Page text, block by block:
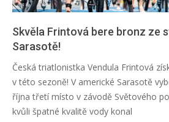
Skvěla Frintová bere bronz ze
Sarasotě!
2018-
Česká triatlonistka Vendula Frintová
v této sezoně! V americké Sarasotě
října třetí místo v závodě Světového
kvůli špatné kvalitě vody konal